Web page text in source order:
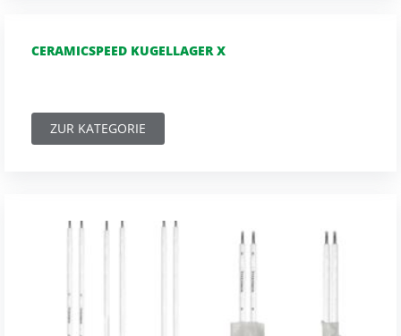
CERAMICSPEED KUGELLAGER X
ZUR KATEGORIE